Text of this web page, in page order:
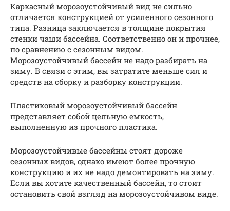
Каркасный морозоустойчивый вид не сильно
отличается конструкцией от усиленного сезонного
типа. Разница заключается в толщине покрытия
стенки чаши бассейна. Соответственно он и прочнее,
по сравнению с сезонным видом.
Морозоустойчивый бассейн не надо разбирать на
зиму. В связи с этим, вы затратите меньше сил и
средств на сборку и разборку конструкции.
Пластиковый морозоустойчивый бассейн
представляет собой цельную емкость,
выполненную из прочного пластика.
Морозоустойчивые бассейны стоят дороже
сезонных видов, однако имеют более прочную
конструкцию и их не надо демонтировать на зиму.
Если вы хотите качественный бассейн, то стоит
остановить свой взгляд на морозоустойчивом виде.